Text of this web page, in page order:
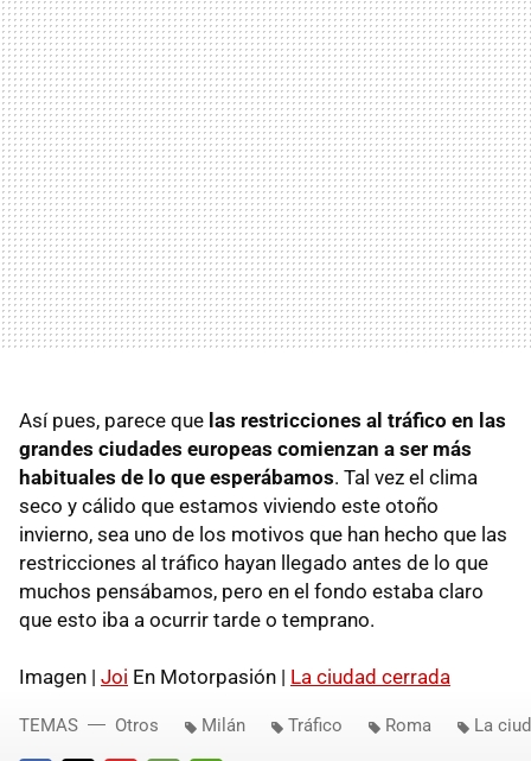
Así pues, parece que las restricciones al tráfico en las
grandes ciudades europeas comienzan a ser más
habituales de lo que esperábamos. Tal vez el clima
seco y cálido que estamos viviendo este otoño
invierno, sea uno de los motivos que han hecho que las
restricciones al tráfico hayan llegado antes de lo que
muchos pensábamos, pero en el fondo estaba claro
que esto iba a ocurrir tarde o temprano.
Imagen | Joi En Motorpasión | La ciudad cerrada
TEMAS Otros Milán Tráfico Roma La